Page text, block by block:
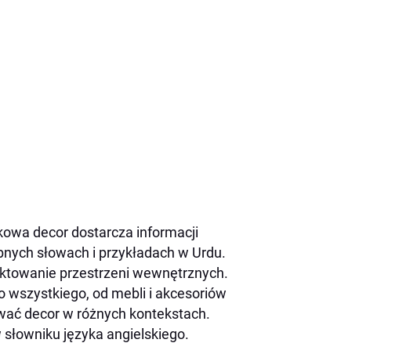
decor dostarcza informacji
słowach i przykładach w Urdu.
przestrzeni wewnętrznych.
wszystkiego, od mebli i akcesoriów
decor w różnych kontekstach.
języka angielskiego.